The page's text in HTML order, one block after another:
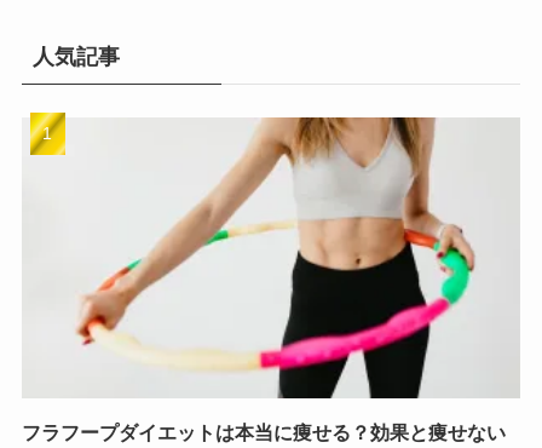
人気記事
フラフープダイエットは本当に痩せる？効果と痩せない